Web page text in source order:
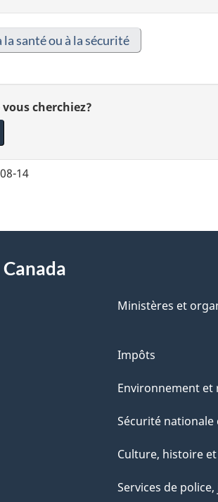
santé ou à la sécurité
cherchiez?
14
Ministères et
Impôts
Environnement et
Sécurité nationale
Culture, histoire
Services de